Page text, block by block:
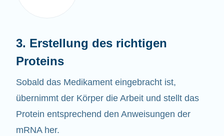
3. Erstellung des richtigen
Proteins
Sobald das Medikament eingebracht ist,
übernimmt der Körper die Arbeit und stellt das
Protein entsprechend den Anweisungen der
mRNA her.